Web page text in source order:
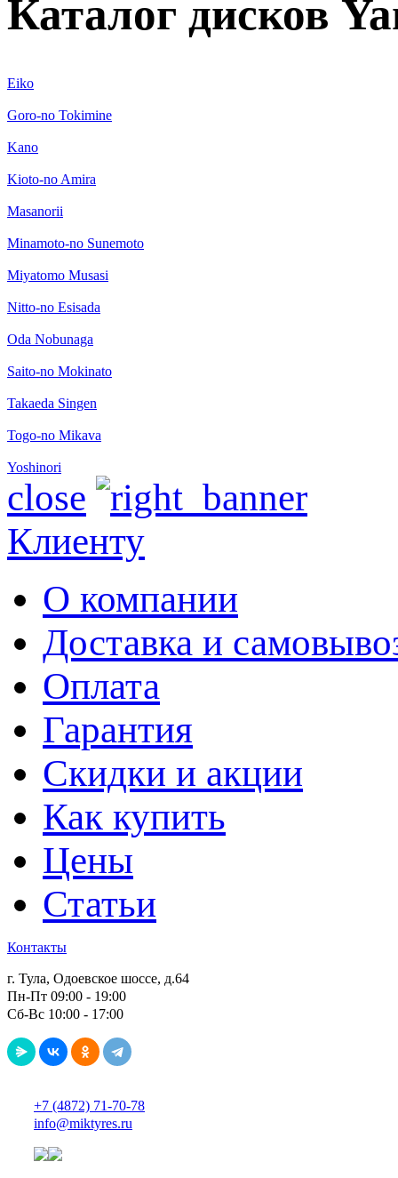
Каталог дисков
Eiko
Goro-no Tokimine
Kano
Kioto-no Amira
Masanorii
Minamoto-no Sunemoto
Miyatomo Musasi
Nitto-no Esisada
Oda Nobunaga
Saito-no Mokinato
Takaeda Singen
Togo-no Mikava
Yoshinori
close
Клиенту
О компании
Доставка и
Оплата
Гарантия
Скидки и акции
Как купить
Цены
Статьи
Контакты
г. Тула, Одоевское шоссе, д.64
Пн-Пт 09:00 - 19:00
Сб-Вс 10:00 - 17:00
+7 (4872) 71-70-78
info@miktyres.ru